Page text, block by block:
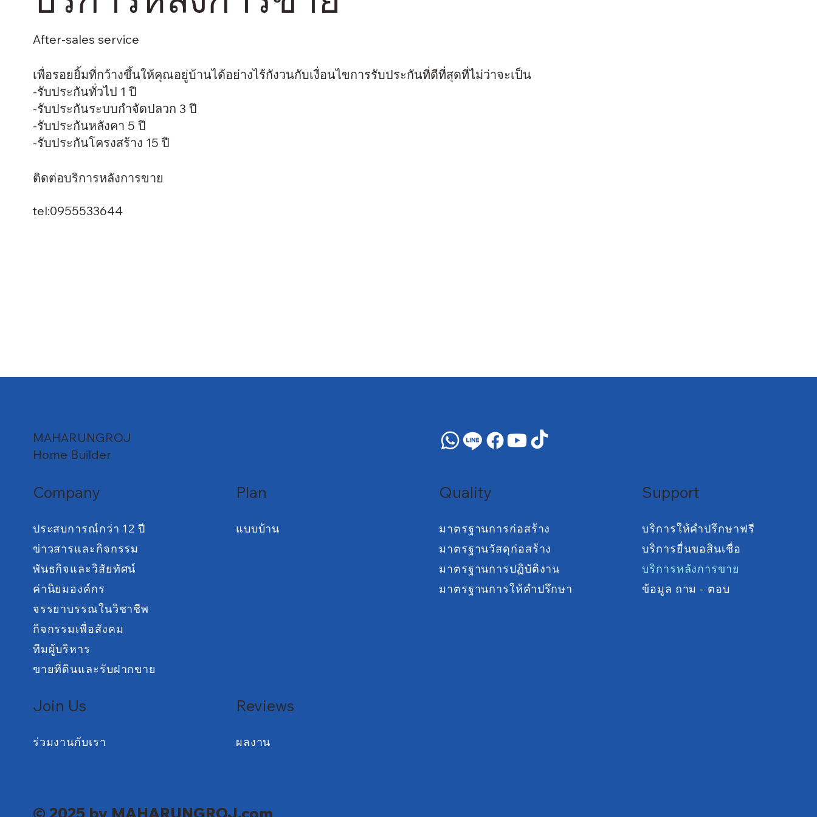
After-sales service
เพื่อรอยยิ้มที่กว้างขึ้นให้คุณอยู่บ้านได้อย่างไร้กังวนกับเงื่อนไขการรับประกันที่ดีที่สุดที่ไม่ว่าจะเป็น
-รับประกันทั่วไป 1 ปี
-รับประกันระบบกำจัดปลวก 3 ปี
-รับประกันหลังคา 5 ปี
-รับประกันโครงสร้าง 15 ปี
ติดต่อบริการหลังการขาย
tel:0955533644
© 2025 by MAHARUNGROJ.com
Quality
Company
ประสบการณ์กว่า 12 ปี
ข่าวสารและกิจกรรม
พันธกิจและวิสัยทัศน์
ค่านิยมองค์กร
จรรยาบรรณในวิชาชีพ
กิจกรรมเพื่อสังคม
ทีมผู้บริหาร
ขายที่ดินและรับฝากขาย
มาตรฐานการก่อสร้าง
มาตรฐานวัสดุก่อสร้าง
มาตรฐานการปฏิบัติงาน
มาตรฐานการให้คำปรึกษา
Support
บริการให้คำปรึกษาฟรี
บริการยื่นขอสินเชื่อ
บริการหลังการขาย
ข้อมูล ถาม - ตอบ
Plan
แบบบ้าน
Join Us
ร่วมงานกับเรา
Reviews
ผลงาน
MAHARUNGROJ
Home Builder